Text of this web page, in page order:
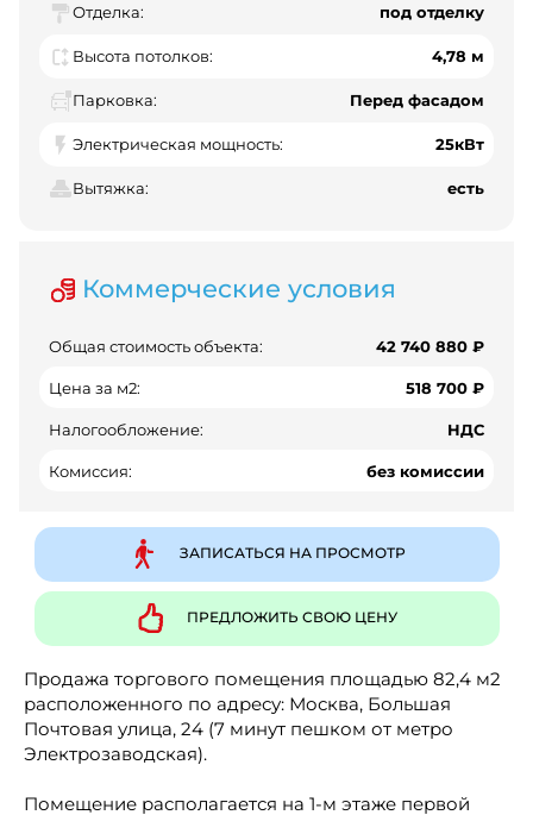
Отделка: под отделку
Высота потолков: 4,78 м
Парковка: Перед фасадом
Электрическая мощность: 25кВт
Вытяжка: есть
Коммерческие условия
Общая стоимость объекта: 42 740 880 ₽
Цена за м2: 518 700 ₽
Налогообложение: НДС
Комиссия: без комиссии
ЗАПИСАТЬСЯ НА ПРОСМОТР
ПРЕДЛОЖИТЬ СВОЮ ЦЕНУ
Продажа торгового помещения площадью 82,4 м2
расположенного по адресу: Москва, Большая
Почтовая улица, 24 (7 минут пешком от метро
Электрозаводская).
Помещение располагается на 1-м этаже первой